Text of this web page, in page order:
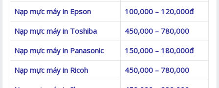
Nạp mực máy in Epson
100,000 – 120,000đ
Nạp mực máy in Toshiba
450,000 – 780,000
Nạp mực máy in Panasonic
150,000 – 180,000đ
Nạp mực máy in Ricoh
450,000 – 780,000